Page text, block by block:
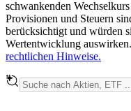
schwankenden
Provisionen und Steuern
berücksichtigt und würden
Wertentwicklung
rechtlichen Hinweise.